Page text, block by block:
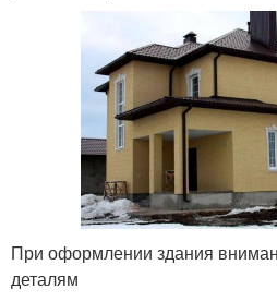
При оформлении здания
деталям